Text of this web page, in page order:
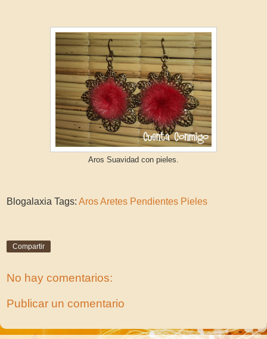
Aros Suavidad con pieles.
Blogalaxia Tags: ArosAretes Pendientes Pieles
Compartir
No hay comentarios:
Publicar un comentario